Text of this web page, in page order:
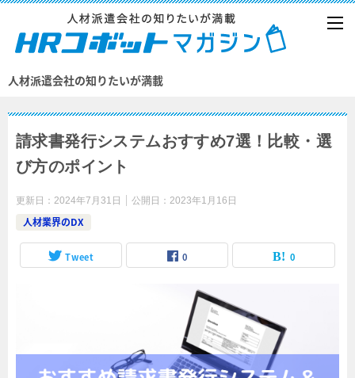
人材派遣会社の知りたいが満載
請求書発行システムおすすめ7選！比較・選
び方のポイント
更新日： 2024年7月31日 公開日： 2023年1月16日
人材業界のDX
Tweet 0 0